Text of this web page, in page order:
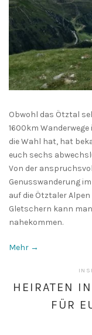
Obwohl das Ötztal
1600km
die Wahl hat, hat
euch sechs
Von der
Genusswanderung
auf die Ötztaler
Gletschern kann
nahekommen.
Mehr →
HEIRATEN
FÜR